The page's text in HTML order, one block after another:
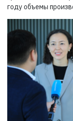
году объемы